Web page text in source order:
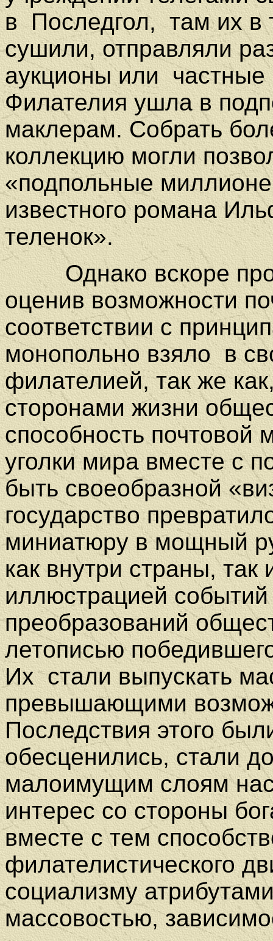
в Последгол, там их в
сушили, отправляли
аукционы или частные
Филателия ушла в
маклерам. Собрать
коллекцию могли
«подпольные
известного романа
теленок».
Однако вскоре
оценив возможности
соответствии с
монопольно взяло в
филателией, так же
сторонами жизни
способность почтовой
уголки мира вместе с
быть своеобразной
государство
миниатюру в мощный
как внутри страны,
иллюстрацией
преобразований
летописью
Их стали выпускать
превышающими
Последствия этого
обесценились, стали
малоимущим слоям
интерес со стороны
вместе с тем
филателистического
социализму
массовостью,